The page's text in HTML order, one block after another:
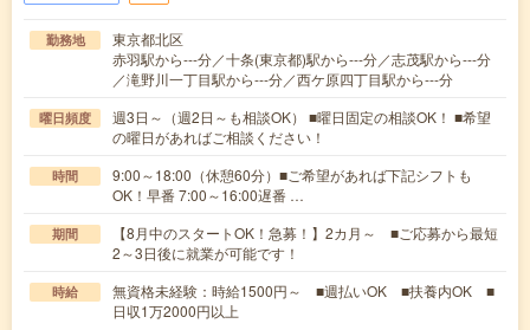
勤務地
東京都北区
赤羽駅から---分／十条(東京都)駅から---分／志茂駅から---分
／滝野川一丁目駅から---分／西ケ原四丁目駅から---分
曜日頻度
週3日～（週2日～も相談OK） ■曜日固定の相談OK！ ■希望
の曜日があればご相談ください！
時間
9:00～18:00（休憩60分）■ご希望があれば下記シフトも
OK！早番 7:00～16:00遅番 …
期間
【8月中のスタートOK！急募！】2カ月～ ■ご応募から最短
2～3日後に就業が可能です！
時給
無資格未経験：時給1500円～ ■週払いOK ■扶養内OK ■
日収1万2000円以上